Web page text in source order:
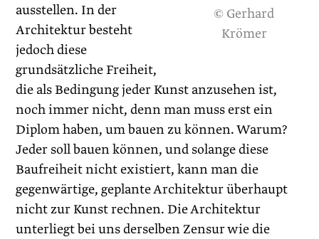
© Gerhard
Krömer
ausstellen. In der
Architektur besteht
jedoch diese
grundsätzliche Freiheit,
die als Bedingung jeder Kunst anzusehen ist,
noch immer nicht, denn man muss erst ein
Diplom haben, um bauen zu können. Warum?
Jeder soll bauen können, und solange diese
Baufreiheit nicht existiert, kann man die
gegenwärtige, geplante Architektur überhaupt
nicht zur Kunst rechnen. Die Architektur
unterliegt bei uns derselben Zensur wie die